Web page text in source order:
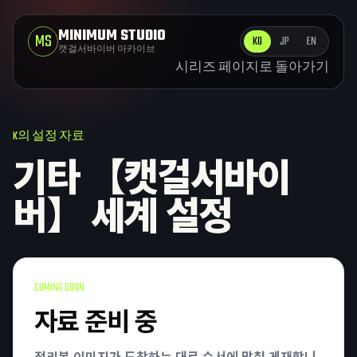
MS MINIMUM STUDIO
캣걸서바이버 아카이브 KO JP EN
시리즈 페이지로 돌아가기
K의 설정 자료
기타 【캣걸서바이
버】 세계 설정
COMING SOON
자료 준비 중